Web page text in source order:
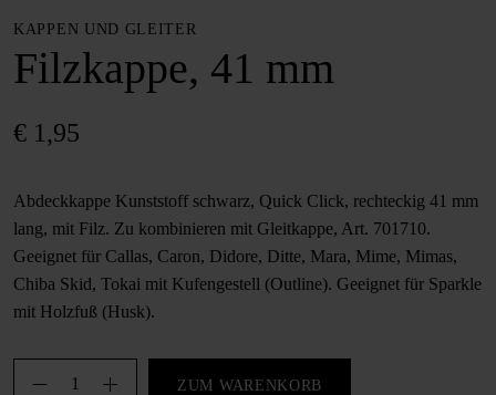
KAPPEN UND GLEITER
Filzkappe, 41 mm
€ 1,95
Abdeckkappe Kunststoff schwarz, Quick Click, rechteckig 41 mm
lang, mit Filz. Zu kombinieren mit Gleitkappe, Art. 701710.
Geeignet für Callas, Caron, Didore, Ditte, Mara, Mime, Mimas,
Chiba Skid, Tokai mit Kufengestell (Outline). Geeignet für Sparkle
mit Holzfuß (Husk).
Filzkappe,
ZUM WARENKORB